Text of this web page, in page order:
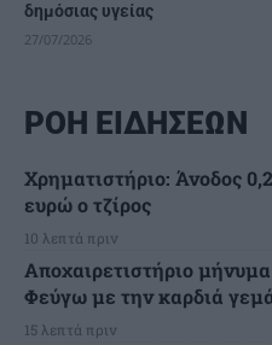
δημόσιας υγείας
27/07/2026
ΡΟΗ ΕΙΔΗΣΕΩΝ
Χρηματιστήριο: Άνοδος
ευρώ ο τζίρος
10 λεπτά πριν
Αποχαιρετιστήριο
Φεύγω με την καρδιά
15 λεπτά πριν